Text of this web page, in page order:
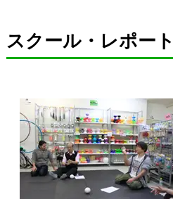
スクール・レポート